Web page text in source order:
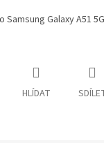
Galaxy A51
HLÍDAT